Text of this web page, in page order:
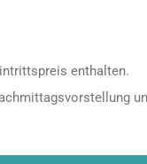
enthalten.